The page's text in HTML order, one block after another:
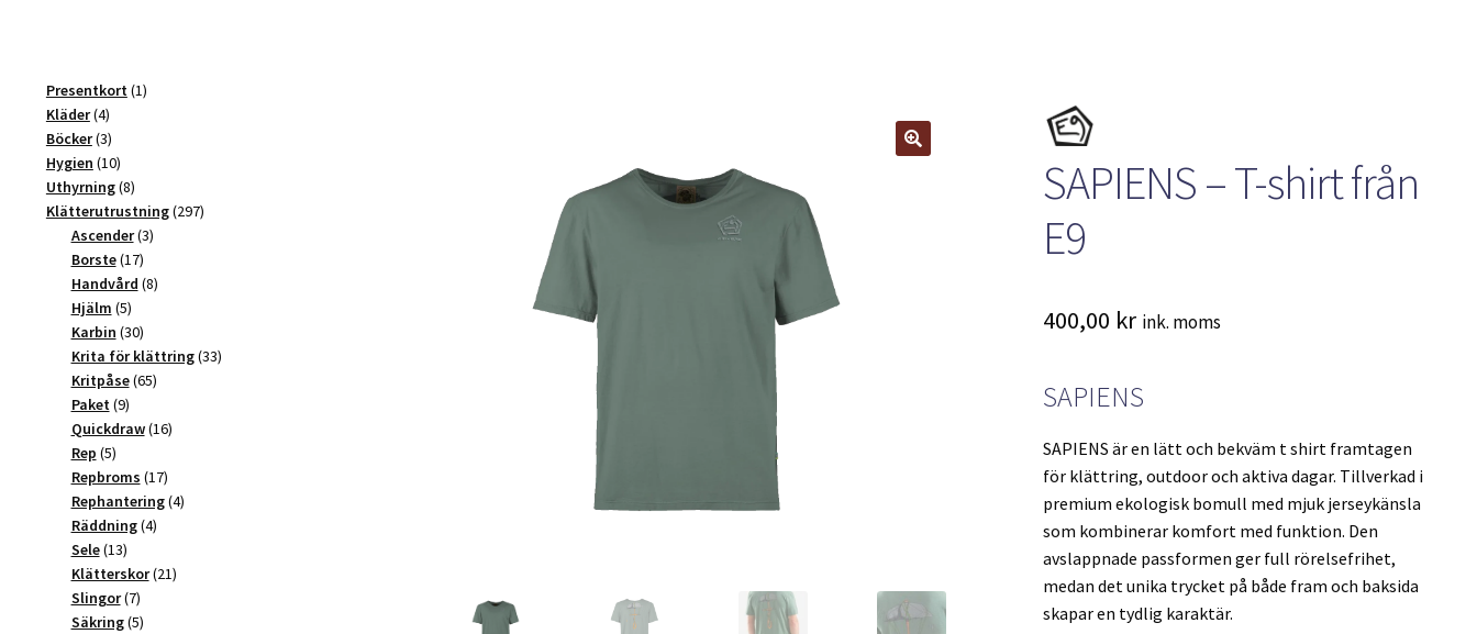
SAPIENS – T-shirt från
E9
400,00 kr ink. moms
SAPIENS
SAPIENS är en lätt och bekväm t shirt framtagen
för klättring, outdoor och aktiva dagar. Tillverkad i
premium ekologisk bomull med mjuk jerseykänsla
som kombinerar komfort med funktion. Den
avslappnade passformen ger full rörelsefrihet,
medan det unika trycket på både fram och baksida
skapar en tydlig karaktär.
Presentkort 11
Kläder 44
produkter
Böcker 33
produkter
Hygien 1010
produkter
Uthyrning 88
produkter
Klätterutrustning 297297
Ascender 33
Borste 1717
produkter
Handvård 88
Hjälm 55
produkter
Karbin 3030
produkter
Krita för klättring 3333
Kritpåse 6565
Paket 99
produkter
Quickdraw 1616
Rep 55
produkter
Repbroms 1717
produkter
Rephantering 44
Räddning 44
Sele 1313
produkter
Klätterskor 2121
Slingor 77
produkter
Säkring 55